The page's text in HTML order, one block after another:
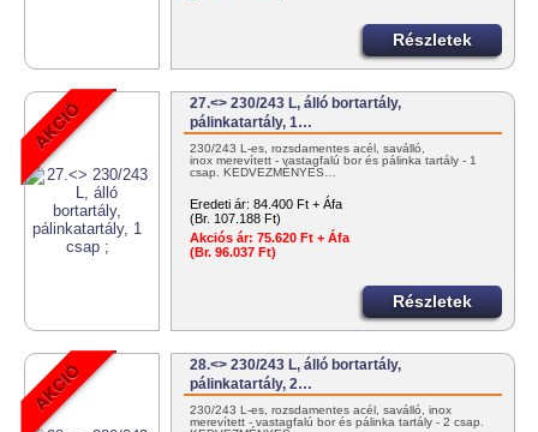
Részletek
27.<> 230/243 L, álló bortartály,
pálinkatartály, 1…
230/243 L-es, rozsdamentes acél, saválló,
inox merevített - vastagfalú bor és pálinka tartály - 1
csap. KEDVEZMÉNYES…
Eredeti ár: 84.400 Ft + Áfa
(Br. 107.188 Ft)
Akciós ár: 75.620 Ft + Áfa
(Br. 96.037 Ft)
Részletek
28.<> 230/243 L, álló bortartály,
pálinkatartály, 2…
230/243 L-es, rozsdamentes acél, saválló, inox
merevített - vastagfalú bor és pálinka tartály - 2 csap.